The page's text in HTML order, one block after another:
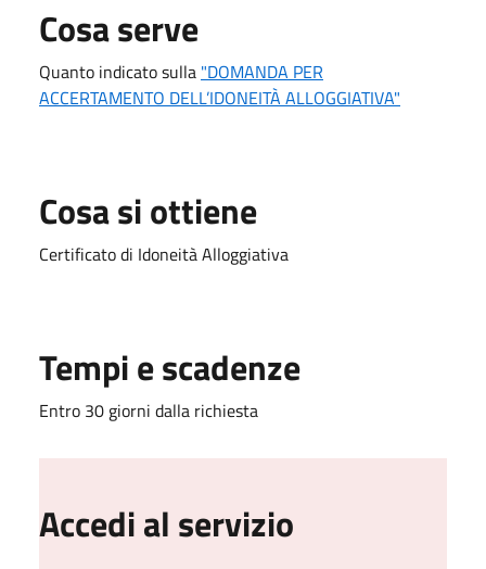
Cosa serve
Quanto indicato sulla "DOMANDA PER
ACCERTAMENTO DELL’IDONEITÀ ALLOGGIATIVA"
Cosa si ottiene
Certificato di Idoneità Alloggiativa
Tempi e scadenze
Entro 30 giorni dalla richiesta
Accedi al servizio